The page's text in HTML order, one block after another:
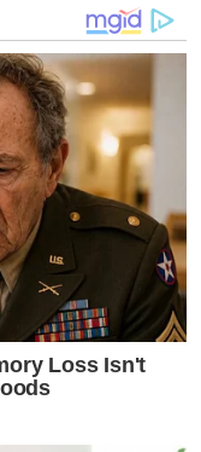
ตนจำได้หมด คำว่า
ะเลิกเมื่อไหร่ก็มา
แม่ ไว้ด้วย
Loss Isn't